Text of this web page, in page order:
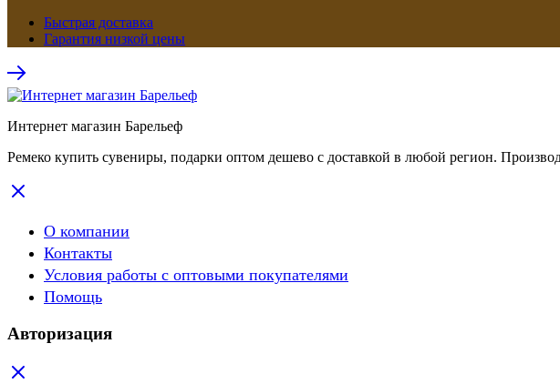
Быстрая доставка
Гарантия низкой цены
Интернет магазин Барельеф
Ремеко купить сувениры, подарки оптом дешево с доставкой в любой регион.
О компании
Контакты
Условия работы с оптовыми покупателями
Помощь
Авторизация